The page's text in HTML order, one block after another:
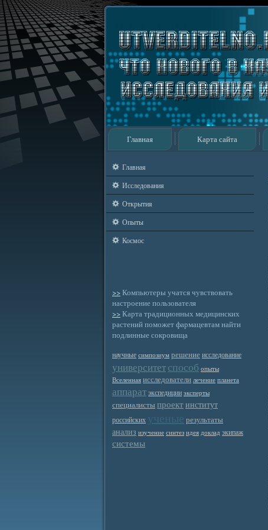
Главная Карта сайта
Главная
Исследования
Открытия
Опыты
Космос
>> Компьютеры учатся чувствовать
настроение пользователя
>> Карта традиционных медицинских
растений поможет фармацевтам найти
подлинные сокровища
научные симпозиум решение исследование
университетспособ опыты
Вселенная исследователи лечение планета
аппарат экспедиции эксперты
специалисты проектинститут
российских ученые результаты
анализ изучение синтез идея доклад экипаж
системы